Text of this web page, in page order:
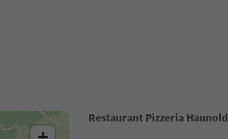
Restaurant Pizzeria Haunold